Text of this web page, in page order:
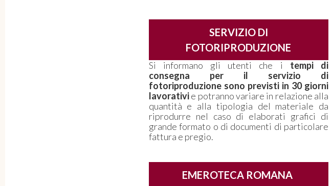
SERVIZIO DI
FOTORIPRODUZIONE
Si informano gli utenti che i tempi di
consegna per il servizio di
fotoriproduzione sono previsti in 30 giorni
lavorativie potranno variare in relazione alla
quantità e alla tipologia del materiale da
riprodurre nel caso di elaborati grafici di
grande formato o di documenti di particolare
fattura e pregio.
EMEROTECA ROMANA